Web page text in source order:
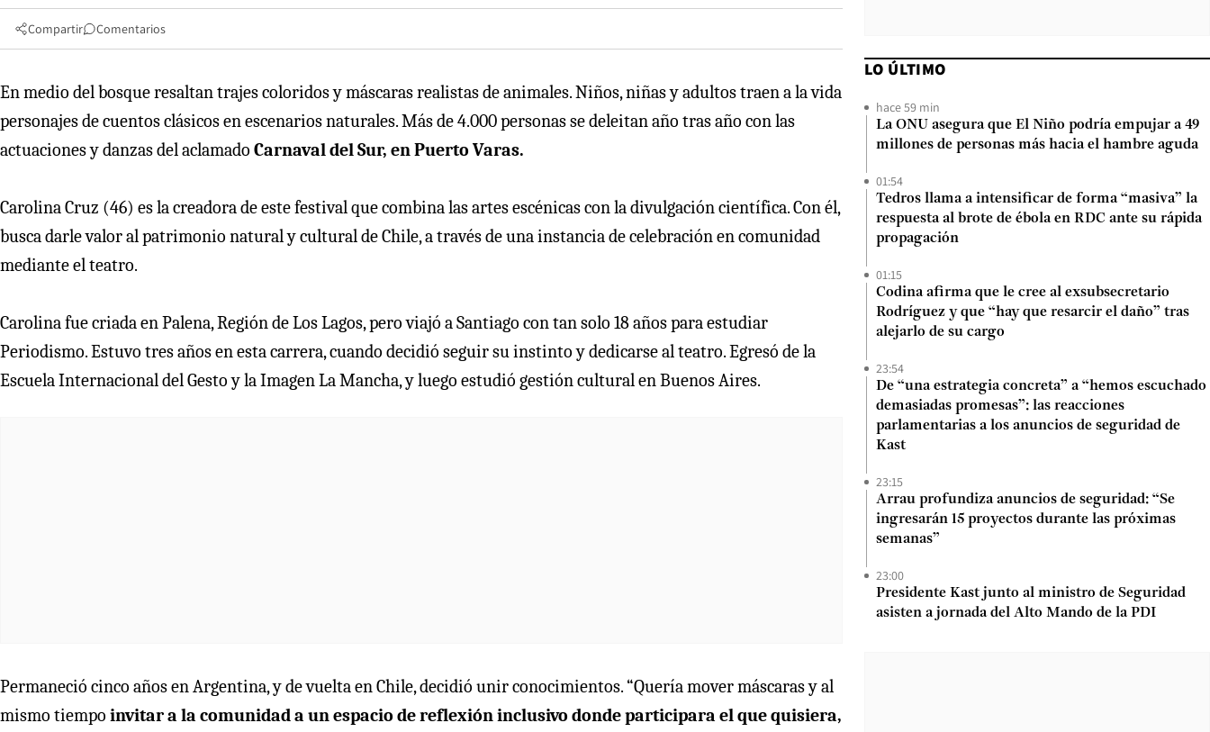
Compartir Comentarios
En medio del bosque resaltan trajes coloridos y máscaras realistas de animales. Niños, niñas y adultos traen a la vida
personajes de cuentos clásicos en escenarios naturales. Más de 4.000 personas se deleitan año tras año con las
actuaciones y danzas del aclamado Carnaval del Sur, en Puerto Varas.
Carolina Cruz (46) es la creadora de este festival que combina las artes escénicas con la divulgación científica. Con él,
busca darle valor al patrimonio natural y cultural de Chile, a través de una instancia de celebración en comunidad
mediante el teatro.
Carolina fue criada en Palena, Región de Los Lagos, pero viajó a Santiago con tan solo 18 años para estudiar
Periodismo. Estuvo tres años en esta carrera, cuando decidió seguir su instinto y dedicarse al teatro. Egresó de la
Escuela Internacional del Gesto y la Imagen La Mancha, y luego estudió gestión cultural en Buenos Aires.
Permaneció cinco años en Argentina, y de vuelta en Chile, decidió unir conocimientos. “Quería mover máscaras y al
mismo tiempo invitar a la comunidad a un espacio de reflexión inclusivo donde participara el que quisiera,
LO ÚLTIMO
hace 59 min
La ONU asegura que El Niño podría empujar a 49
millones de personas más hacia el hambre aguda
01:54
Tedros llama a intensificar de forma “masiva” la
respuesta al brote de ébola en RDC ante su rápida
propagación
01:15
Codina afirma que le cree al exsubsecretario
Rodríguez y que “hay que resarcir el daño” tras
alejarlo de su cargo
23:54
De “una estrategia concreta” a “hemos escuchado
demasiadas promesas”: las reacciones
parlamentarias a los anuncios de seguridad de
Kast
23:15
Arrau profundiza anuncios de seguridad: “Se
ingresarán 15 proyectos durante las próximas
semanas”
23:00
Presidente Kast junto al ministro de Seguridad
asisten a jornada del Alto Mando de la PDI